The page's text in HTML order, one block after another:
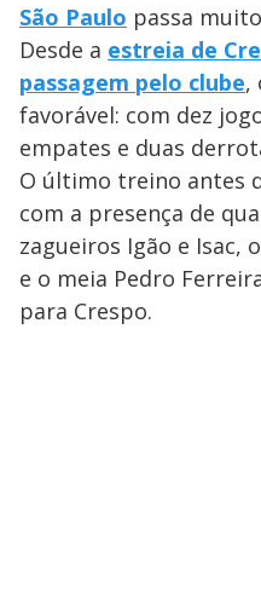
São Paulo passa
Desde a estreia de
passagem pelo clube,
favorável: com dez
empates e duas
O último treino antes
com a presença de
zagueiros Igão e Isac,
e o meia Pedro
para Crespo.